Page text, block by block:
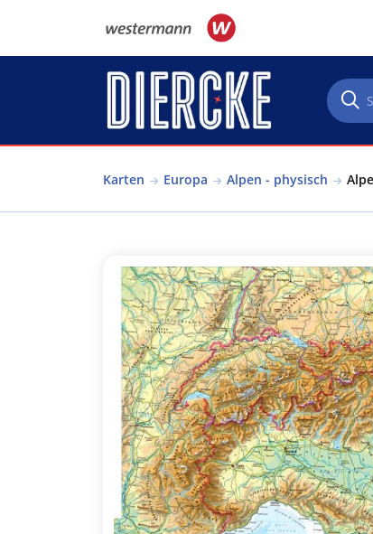
Karten Europa Alpen - physisch